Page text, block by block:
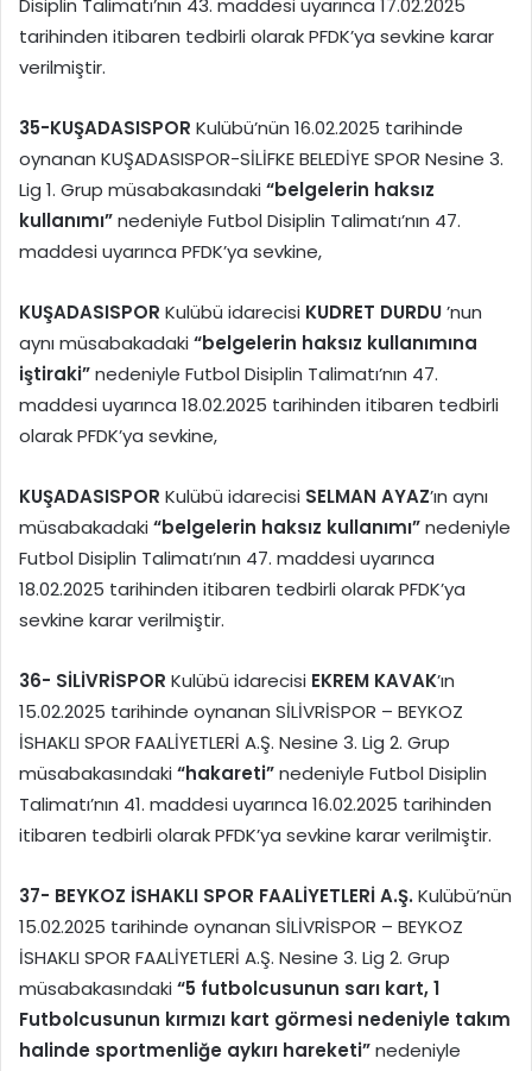
Disiplin Talimatı’nın 43. maddesi uyarınca 17.02.2025
tarihinden itibaren tedbirli olarak PFDK’ya sevkine karar
verilmiştir.
35-KUŞADASISPOR Kulübü’nün 16.02.2025 tarihinde
oynanan KUŞADASISPOR-SİLİFKE BELEDİYE SPOR Nesine 3.
Lig 1. Grup müsabakasındaki“belgelerin haksız
kullanımı”nedeniyle Futbol Disiplin Talimatı’nın 47.
maddesi uyarınca PFDK’ya sevkine,
KUŞADASISPOR Kulübü idarecisi KUDRET DURDU’nun
aynı müsabakadaki“belgelerin haksız kullanımına
iştiraki”nedeniyle Futbol Disiplin Talimatı’nın 47.
maddesi uyarınca 18.02.2025 tarihinden itibaren tedbirli
olarak PFDK’ya sevkine,
KUŞADASISPOR Kulübü idarecisi SELMAN AYAZ’ın aynı
müsabakadaki“belgelerin haksız kullanımı”nedeniyle
Futbol Disiplin Talimatı’nın 47. maddesi uyarınca
18.02.2025 tarihinden itibaren tedbirli olarak PFDK’ya
sevkine karar verilmiştir.
36- SİLİVRİSPOR Kulübü idarecisi EKREM KAVAK’ın
15.02.2025 tarihinde oynanan SİLİVRİSPOR – BEYKOZ
İSHAKLI SPOR FAALİYETLERİ A.Ş. Nesine 3. Lig 2. Grup
müsabakasındaki“hakareti”nedeniyle Futbol Disiplin
Talimatı’nın 41. maddesi uyarınca 16.02.2025 tarihinden
itibaren tedbirli olarak PFDK’ya sevkine karar verilmiştir.
37- BEYKOZ İSHAKLI SPOR FAALİYETLERİ A.Ş. Kulübü’nün
15.02.2025 tarihinde oynanan SİLİVRİSPOR – BEYKOZ
İSHAKLI SPOR FAALİYETLERİ A.Ş. Nesine 3. Lig 2. Grup
müsabakasındaki“5 futbolcusunun sarı kart, 1
Futbolcusunun kırmızı kart görmesi nedeniyle takım
halinde sportmenliğe aykırı hareketi”nedeniyle